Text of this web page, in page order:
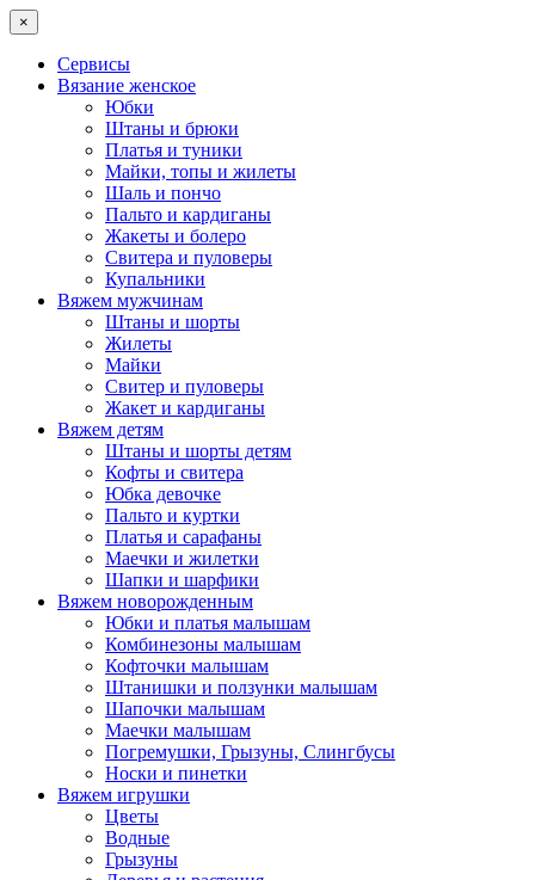
×
Сервисы
Вязание женское
Юбки
Штаны и брюки
Платья и туники
Майки, топы и жилеты
Шаль и пончо
Пальто и кардиганы
Жакеты и болеро
Свитера и пуловеры
Купальники
Вяжем мужчинам
Штаны и шорты
Жилеты
Майки
Свитер и пуловеры
Жакет и кардиганы
Вяжем детям
Штаны и шорты детям
Кофты и свитера
Юбка девочке
Пальто и куртки
Платья и сарафаны
Маечки и жилетки
Шапки и шарфики
Вяжем новорожденным
Юбки и платья малышам
Комбинезоны малышам
Кофточки малышам
Штанишки и ползунки малышам
Шапочки малышам
Маечки малышам
Погремушки, Грызуны, Слингбусы
Носки и пинетки
Вяжем игрушки
Цветы
Водные
Грызуны